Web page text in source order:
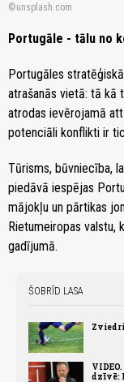
unsplash.com
Portugāle - tālu no
Portugāles
atrašanās vietā: tā kā
atrodas ievērojamā
potenciāli konflikti ir
Tūrisms, būvniecība,
piedāvā iespējas
mājokļu un pārtikas
Rietumeiropas valstu,
gadījumā.
ŠOBRĪD LASA
dzīvē: